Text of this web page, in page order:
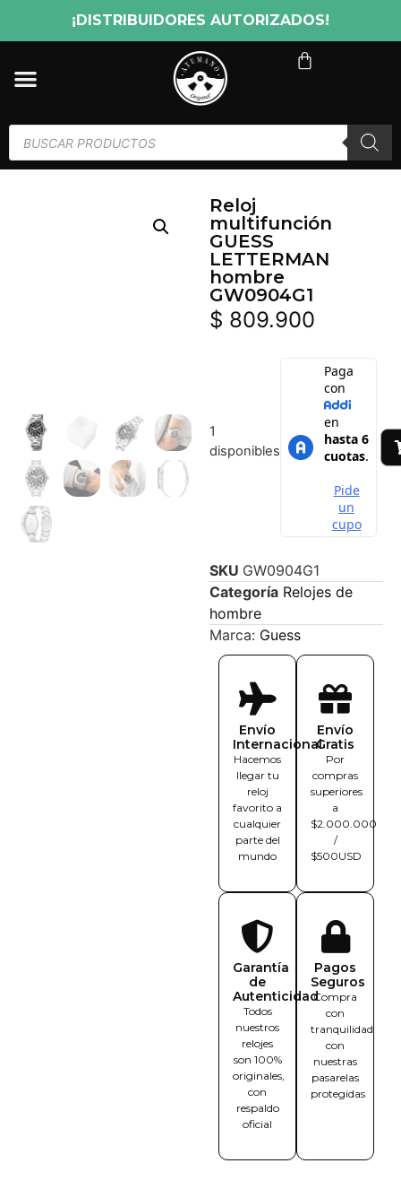
¡DISTRIBUIDORES AUTORIZADOS!
Reloj
multifunción
GUESS
LETTERMAN
hombre
GW0904G1
$ 809.900
1
disponibles
SKU GW0904G1
Categoría Relojes de
hombre
Marca: Guess
Envío
Internacional
Hacemos
llegar tu
reloj
favorito a
cualquier
parte del
mundo
Envío
Gratis
Por
compras
superiores
a
$2.000.000
/
$500USD
Garantía
de
Autenticidad
Todos
nuestros
relojes
son 100%
originales,
con
respaldo
oficial
Pagos
Seguros
Compra
con
tranquilidad
con
nuestras
pasarelas
protegidas